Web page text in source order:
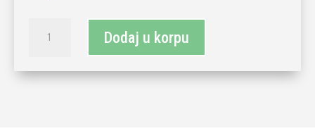
WAVE
prekidač
Dodaj u korpu